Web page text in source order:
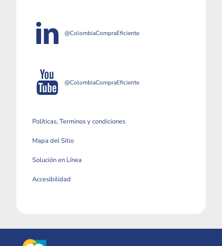
@ColombiaCompraEficiente
@ColombiaCompraEficiente
Políticas, Terminos y condiciones
Mapa del Sitio
Solución en Línea
Accesibilidad